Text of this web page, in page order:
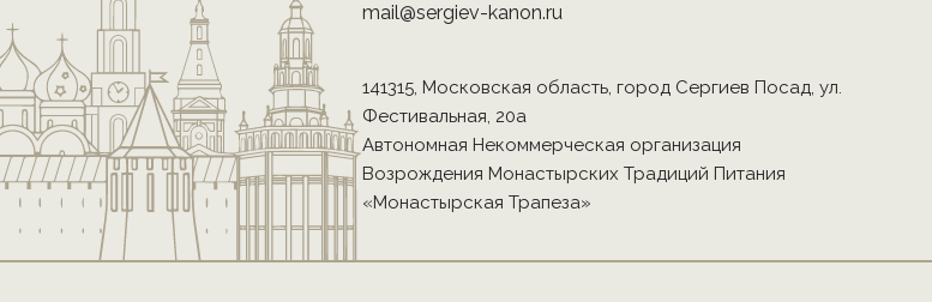
mail@sergiev-kanon.ru
141315, Московская область, город Сергиев Посад, ул.
Фестивальная, 20а
Автономная Некоммерческая организация
Возрождения Монастырских Традиций Питания
«Монастырская Трапеза»